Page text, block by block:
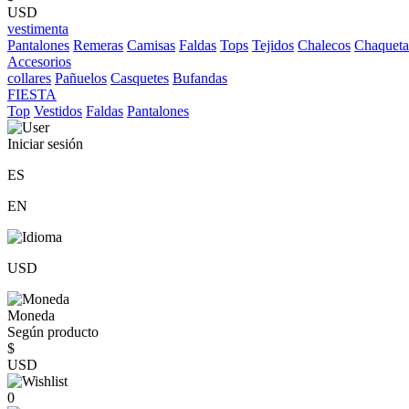
USD
vestimenta
Pantalones Remeras Camisas Faldas Tops Tejidos Chalecos
Accesorios
collares Pañuelos Casquetes Bufandas
FIESTA
Top Vestidos Faldas Pantalones
Iniciar sesión
ES
EN
USD
Moneda
Según producto
$
USD
0